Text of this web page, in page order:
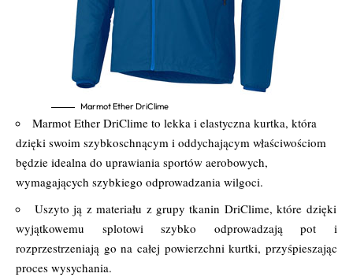
Marmot Ether DriClime
Marmot Ether DriClime to lekka i elastyczna kurtka, która
dzięki swoim szybkoschnącym i oddychającym właściwościom
będzie idealna do uprawiania sportów aerobowych,
wymagających szybkiego odprowadzania wilgoci.
Uszyto ją z materiału z grupy tkanin DriClime, które dzięki
wyjątkowemu splotowi szybko odprowadzają pot i
rozprzestrzeniają go na całej powierzchni kurtki, przyśpieszając
proces wysychania.